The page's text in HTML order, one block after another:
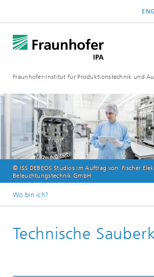
Fraunhofer-Institut für Produktionstechnik und
© ISS DEBEOS Studios im Auftrag von: Fischer
Beleuchtungstechnik GmbH
Wo bin ich?
Lösungen
Technische